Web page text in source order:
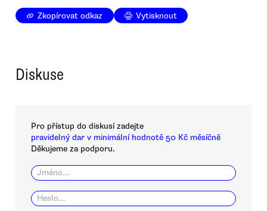
Zkopírovat odkaz Vytisknout
Diskuse
Pro přístup do diskusí zadejte
pravidelný dar v minimální hodnotě 50 Kč měsíčně
Děkujeme za podporu.